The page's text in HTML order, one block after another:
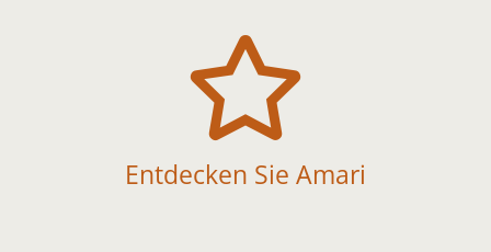

Entdecken Sie Amari